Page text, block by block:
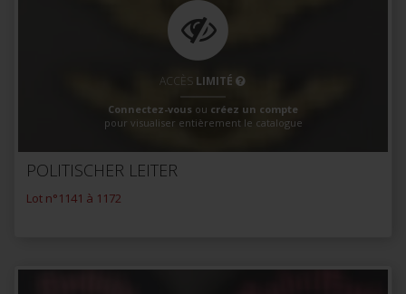
ACCÈS LIMITÉ
Connectez-vous ou créez un compte
pour visualiser entièrement le catalogue
POLITISCHER LEITER
Lot n°1141 à 1172